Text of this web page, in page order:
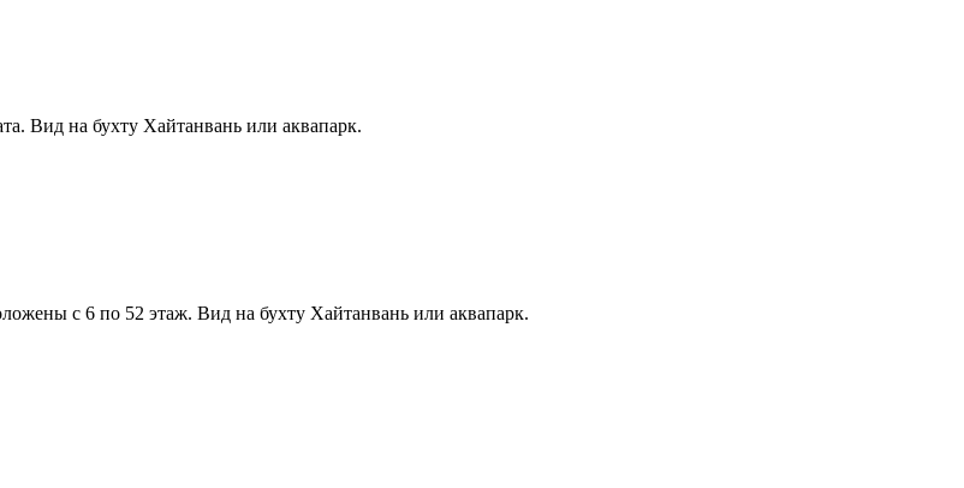
Вид на бухту Хайтанвань или аквапарк.
с 6 по 52 этаж. Вид на бухту Хайтанвань или аквапарк.